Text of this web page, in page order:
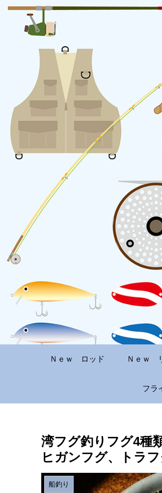
Ｎｅｗ ロッド Ｎｅｗ
フラ
湾フグ釣りフグ4種
ヒガンフグ、トラ
船釣り